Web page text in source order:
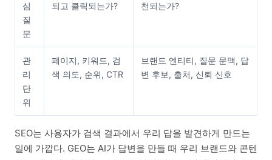
심
질
문
되고 클릭되는가?
천되는가?
관
리
단
위
페이지, 키워드, 검
색 의도, 순위, CTR
브랜드 엔티티, 질문 문맥, 답
변 후보, 출처, 신뢰 신호
SEO는 사용자가 검색 결과에서 우리 답을 발견하게 만드는
일에 가깝다. GEO는 AI가 답변을 만들 때 우리 브랜드와 콘텐